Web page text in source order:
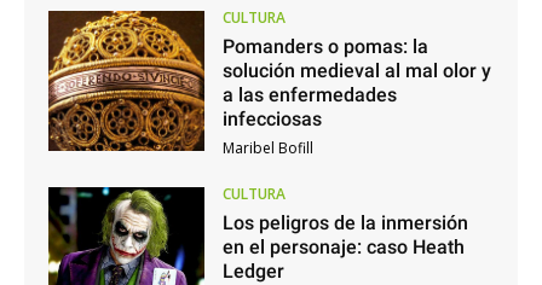
CULTURA
Pomanders o pomas: la
solución medieval al mal olor y
a las enfermedades
infecciosas
Maribel Bofill
CULTURA
Los peligros de la inmersión
en el personaje: caso Heath
Ledger